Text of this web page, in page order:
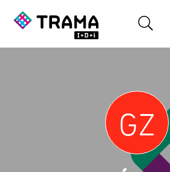
GZ